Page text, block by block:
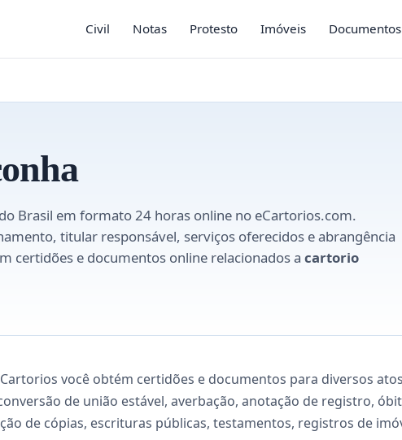
Civil Notas Protesto Imóveis Documentos
Brasil em formato 24 horas online no eCartorios.com.
titular responsável, serviços oferecidos e abrangência
certidões e documentos online relacionados a cartorio
você obtém certidões e documentos para diversos
de união estável, averbação, anotação de registro,
de cópias, escrituras públicas, testamentos, registros de